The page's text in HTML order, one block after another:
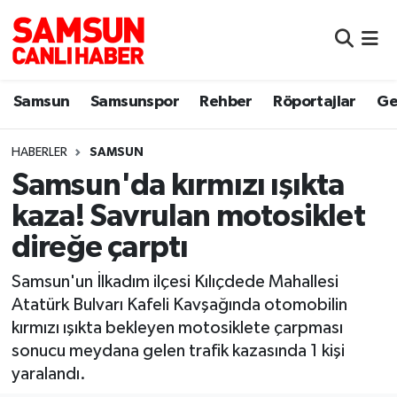
Samsun Samsunspor Rehber Röportajlar
HABERLER SAMSUN
Samsun'da kırmızı ışıkta
kaza! Savrulan motosiklet
direğe çarptı
Samsun'un İlkadım ilçesi Kılıçdede Mahallesi
Atatürk Bulvarı Kafeli Kavşağında otomobilin
kırmızı ışıkta bekleyen motosiklete çarpması
sonucu meydana gelen trafik kazasında 1 kişi
yaralandı.
Samsun
Sokak Röportajları
Genel
Dünya
Sağlık
Yemek
Samsun Nöbetçi Eczaneler
Samsun Hava Durumu
Samsun Namaz Vakitleri
Samsun Trafik Yoğunluk Haritası
Süper Lig Puan Durumu ve Fikstür
Son Dakika Haberleri
Haber Arşivi